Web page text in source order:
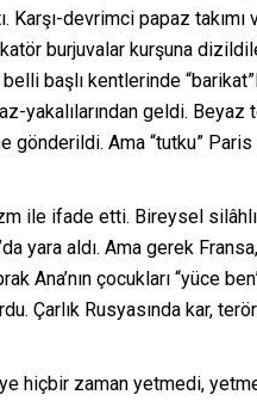
Karşı-devrimci papaz
burjuvalar kurşuna
başlı kentlerinde
yakalılarından geldi.
Ama “tutku” Paris
ile ifade etti. Bireysel silâhlı
yara aldı. Ama gerek
çocukları “yüce
Çarlık Rusyasında kar,
hiçbir zaman yetmedi,